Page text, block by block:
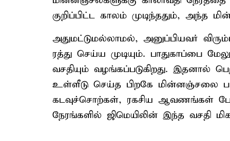
குறிப்பிட்ட காலம் முடிந்ததும், அந்த
அதுமட்டுமல்லாமல், அனுப்பியவர்
ரத்து செய்ய முடியும். பாதுகாப்பை
வசதியும் வழங்கப்படுகிறது. இதனால்
உள்ளீடு செய்த பிறகே மின்னஞ்சலை
கடவுச்சொற்கள், ரகசிய ஆவணங்கள்
நேரங்களில் ஜிமெயிலின் இந்த வசதி